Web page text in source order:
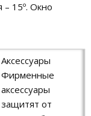
– 15º. Окно
Аксессуары
Фирменные
аксессуары
защитят от